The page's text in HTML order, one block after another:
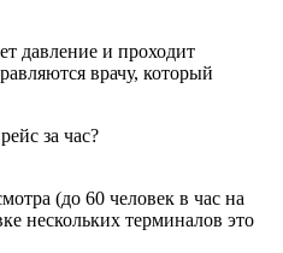
давление и проходит
врачу, который
за час?
(до 60 человек в час на
нескольких терминалов это